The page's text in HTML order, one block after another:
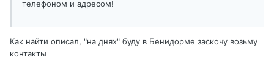
телефоном и адресом!
Как найти описал, "на днях" буду в Бенидорме заскочу возьму
контакты